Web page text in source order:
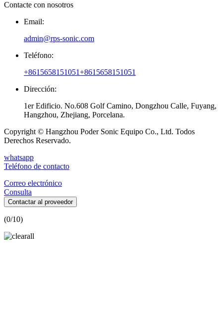
Contacte con nosotros
Email:
admin@rps-sonic.com
Teléfono:
+8615658151051+8615658151051
Dirección:
1er Edificio. No.608 Golf Camino, Dongzhou Calle, Fuyang,
Hangzhou, Zhejiang, Porcelana.
Copyright © Hangzhou Poder Sonic Equipo Co., Ltd. Todos
Derechos Reservado.
whatsapp
Teléfono de contacto
Correo electrónico
Consulta
Contactar al proveedor
(0/10)